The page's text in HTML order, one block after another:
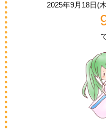
2025年9月18日(